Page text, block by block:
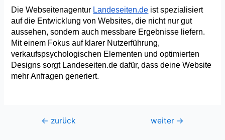
Die Webseitenagentur Landeseiten.de ist spezialisiert
auf die Entwicklung von Websites, die nicht nur gut
aussehen, sondern auch messbare Ergebnisse liefern.
Mit einem Fokus auf klarer Nutzerführung,
verkaufspsychologischen Elementen und optimierten
Designs sorgt Landeseiten.de dafür, dass deine Website
mehr Anfragen generiert.
Beitragsnavigation
← zurück weiter →